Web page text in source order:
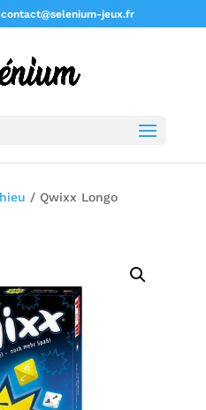
contact@selenium-jeux.fr
/ Qwixx Longo